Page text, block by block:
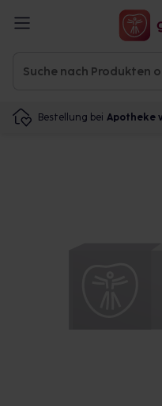
Bestellung bei Apotheke